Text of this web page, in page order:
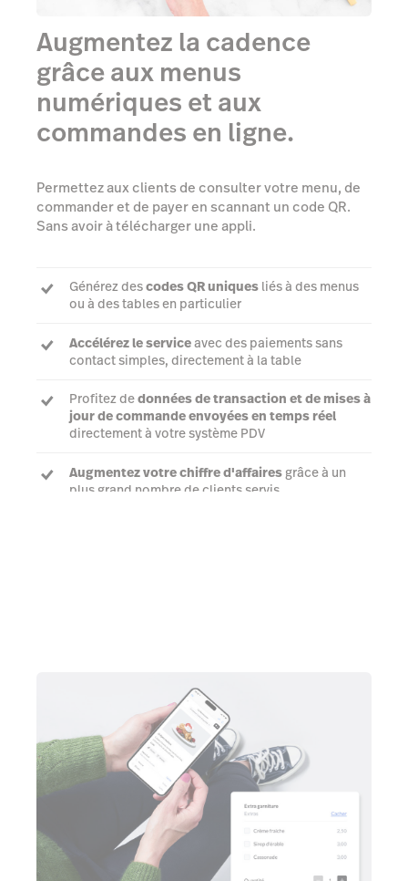
Augmentez la cadence
grâce aux menus
numériques et aux
commandes en ligne.
Permettez aux clients de consulter votre menu, de
commander et de payer en scannant un code QR.
Sans avoir à télécharger une appli.
Générez descodes QR uniques liés à des menus
ou à des tables en particulier
Accélérez le serviceavec des paiements sans
contact simples, directement à la table
Profitez dedonnées de transaction et de mises à
jour de commande envoyées en temps réel
directement à votre système PDV
Augmentez votre chiffre d'affaires grâce à un
plus grand nombre de clients servis